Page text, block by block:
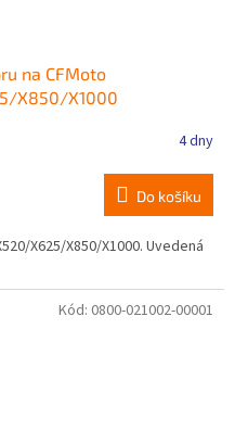
na CFMoto
X850/X1000
4 dny
Do košíku
X625/X850/X1000. Uvedená
Kód: 0800-021002-00001